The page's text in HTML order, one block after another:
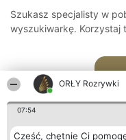
ORŁY Rozrywki
07:54
Cześć, chętnie Ci
Szukasz specjalisty w
wyszukiwarkę. Korzystaj